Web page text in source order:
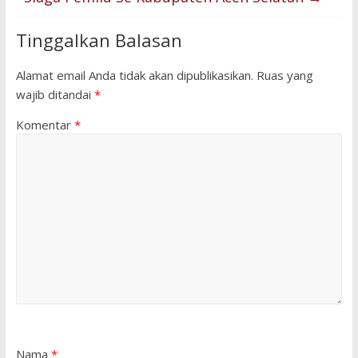
Tinggalkan Balasan
Alamat email Anda tidak akan dipublikasikan. Ruas yang
wajib ditandai *
Komentar *
Nama *